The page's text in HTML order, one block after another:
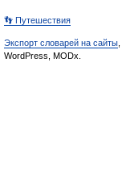
👣 Путешествия
Экспорт словарей на сайты
WordPress, MODx.